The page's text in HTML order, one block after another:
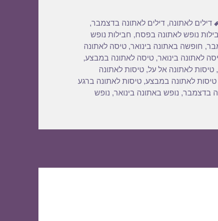
תגיות
דילים לאתונה,דילים לאתונה בדצמבר,
נופש לאתונה בפסח, חבילות נופש
, חופשה באתונה בינואר,טיסה לאתונה
לאתונה בינואר,טיסה לאתונה במבצע,
,טיסות לאתונה אל על,טיסות לאתונה
טיסות לאתונה במבצע,טיסות לאתונה ברגע
בדצמבר, נופש באתונה בינואר, נופש